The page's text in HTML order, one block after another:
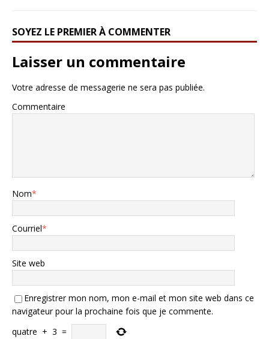
SOYEZ LE PREMIER À COMMENTER
Laisser un commentaire
Votre adresse de messagerie ne sera pas publiée.
Commentaire
Nom*
Courriel*
Site web
Enregistrer mon nom, mon e-mail et mon site web dans ce
navigateur pour la prochaine fois que je commente.
quatre + 3 =